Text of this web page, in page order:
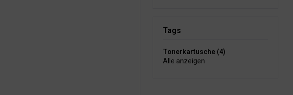
Tags
Tonerkartusche (4)
Alle anzeigen